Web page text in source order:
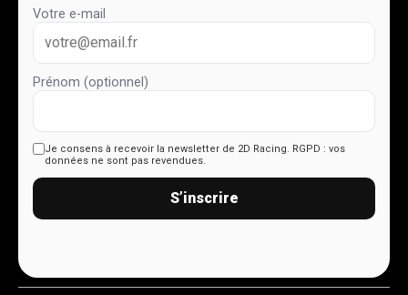
Votre e-mail
Prénom (optionnel)
Je consens à recevoir la newsletter de 2D Racing. RGPD : vos
données ne sont pas revendues.
S’inscrire